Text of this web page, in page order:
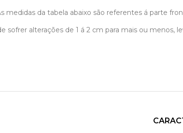
medidas da tabela abaixo são referentes á parte
sofrer alterações de 1 á 2 cm para mais ou menos,